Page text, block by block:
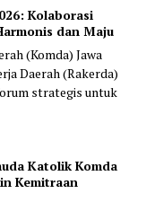
Kolaborasi
dan Maju
(Komda) Jawa
Daerah (Rakerda)
strategis untuk
Katolik Komda
Kemitraan